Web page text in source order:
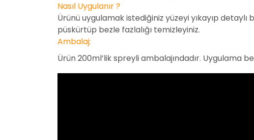
Nasıl Uygulanır ?
Ürünü uygulamak istediğiniz yüzeyi yıkayıp detaylı
püskürtüp bezle fazlalığı temizleyiniz.
Ambalaj:
Ürün 200ml’lik spreyli ambalajındadır. Uygulama